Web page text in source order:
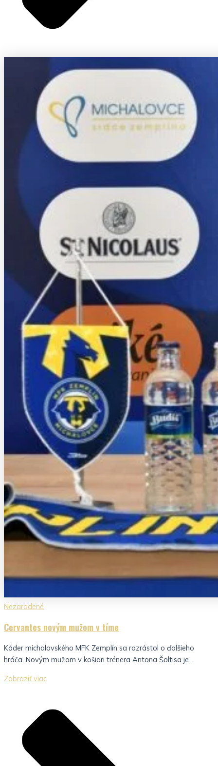
Nezaradené
Cervantes novým mužom v tíme
Káder michalovského MFK Zemplín sa rozrástol o ďalšieho
hráča. Novým mužom v košiari trénera Antona Šoltisa je...
Zobraziť viac